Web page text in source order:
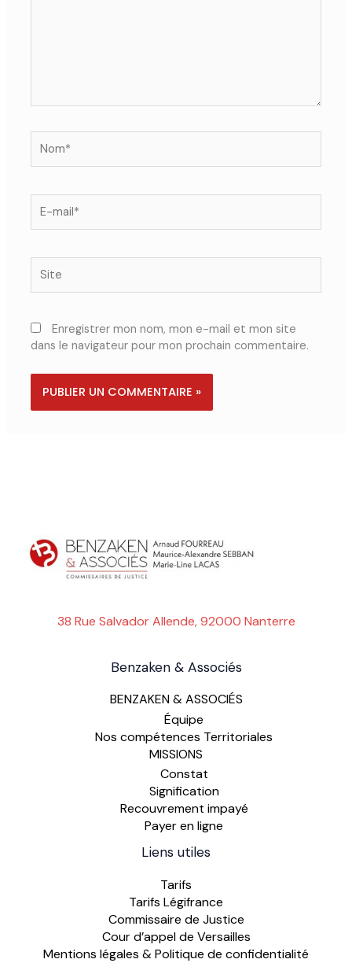
mail*
Enregistrer mon nom, mon e-mail et mon site
dans le navigateur pour mon prochain commentaire.
38 Rue Salvador Allende, 92000 Nanterre
Benzaken & Associés
BENZAKEN & ASSOCIÉS
Équipe
Nos compétences Territoriales
MISSIONS
Constat
Signification
Recouvrement impayé
Payer en ligne
Liens utiles
Tarifs
Tarifs Légifrance
Commissaire de Justice
Cour d’appel de Versailles
Mentions légales & Politique de confidentialité